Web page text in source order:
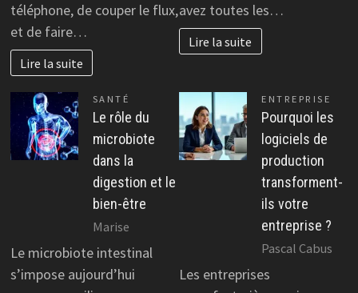
téléphone, de couper le flux,
et de faire…
Lire la suite
avez toutes les…
Lire la suite
SANTÉ
Le rôle du
microbiote
dans la
digestion et le
bien-être
Marise
Le microbiote intestinal
s’impose aujourd’hui
ENTREPRISE
Pourquoi les
logiciels de
production
transforment-
ils votre
entreprise ?
Pascal Cabus
Les entreprises